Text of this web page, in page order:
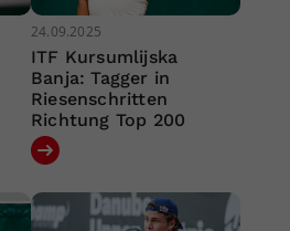
24.09.2025
ITF Kursumlijska
Banja: Tagger in
Riesenschritten
Richtung Top 200